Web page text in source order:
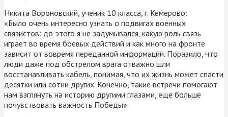
Никита Вороновский, ученик 10 класса, г. Кемерово:
«Было очень интересно узнать о подвигах военных
связистов: до этого я не задумывался, какую роль связь
играет во время боевых действий и как много на фронте
зависит от вовремя переданной информации. Поразило, что
люди даже под обстрелом врага отважно шли
восстанавливать кабель, понимая, что их жизнь может спасти
десятки или сотни других. Конечно, такие встречи помогают
нам взглянуть на историю другими глазами, еще больше
почувствовать важность Победы».